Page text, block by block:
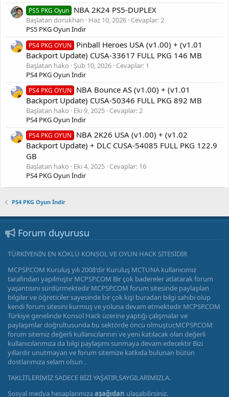
PS5 PKG Oyun NBA 2K24 PS5-DUPLEX
Başlatan dorukhan Haz 10, 2026 Cevaplar: 2
PS5 PKG Oyun İndir
PS4 PKG OYUN
Pinball Heroes USA (v1.00) + (v1.01
Backport Update) CUSA-33617 FULL PKG 146 MB
Başlatan hako Şub 10, 2026 Cevaplar: 1
PS4 PKG Oyun İndir
PS4 PKG OYUN
NBA Bounce AS (v1.00) + (v1.01
Backport Update) CUSA-50346 FULL PKG 892 MB
Başlatan hako Eki 9, 2025 Cevaplar: 2
PS4 PKG Oyun İndir
PS4 PKG OYUN
NBA 2K26 USA (v1.00) + (v1.02
Backport Update) + DLC CUSA-54085 FULL PKG 122.9
GB
Başlatan hako Eki 4, 2025 Cevaplar: 16
PS4 PKG Oyun İndir
PS4 PKG Oyun İndir
Forum duyurusu
TÜRKİYENİN EN KÖKLÜ KONSOL VE OYUN HACK SİTESİDİR
MCPSP.COM Kuruluş yılı 2008'dir Kuruluş MCTUNA kullanıcımız
tarafından yapılmıştır MCPSP.COM Bir çok badereler atlatarak forum
yaşantısını sürdürmektedir MCPSP.COM forum sitesinde paylaşılan
bilgiler ve öğreticiler sayesinde bir çok kişi buradan bilgi sahibi olup
kendi forum sitesini kurmuş ve yoluna devam etmektedir MCPSP.COM
Türkiye genelinde Konsol Hack üzerine yaptığı çalışmalar ve
paylaşımlar doğrultusunda bu sektörde öncü olmuştur,MCPSP.COM
forum sitemiz değerli kullanıcılarının ve yeni katılacak olan değerli
kullanıcılarımıza da bilgi paylaşımı sunmaya devam edecektir Bizi
yıllardır unutmayan ve forum sitemize katkıda bulunan bütün
dostlarımıza selam olsun .
TAKLİTLERİMİZ SADECE BİZİ YAŞATIR,SAYGILARIMIZLA.
Sosyal medya hesaplarımızaaşağıdan ulaşabilirsiniz.